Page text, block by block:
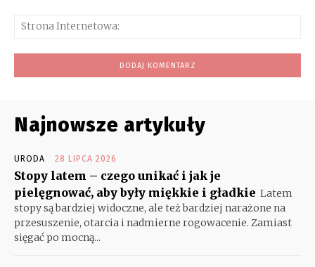
Najnowsze artykuły
URODA 28 LIPCA 2026
Stopy latem – czego unikać i jak je
pielęgnować, aby były miękkie i gładkie Latem
stopy są bardziej widoczne, ale też bardziej narażone na
przesuszenie, otarcia i nadmierne rogowacenie. Zamiast
sięgać po mocną...